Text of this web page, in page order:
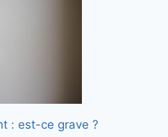
: est-ce grave ?